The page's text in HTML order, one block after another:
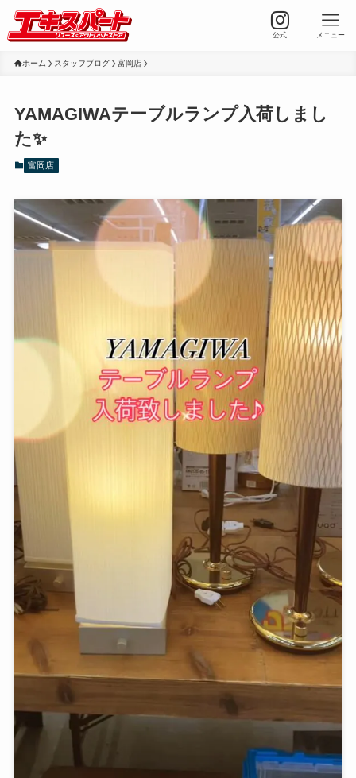
公式 メニュー
ホーム スタッフブログ 富岡店
YAMAGIWAテーブルランプ入荷しまし
た✨
富岡店